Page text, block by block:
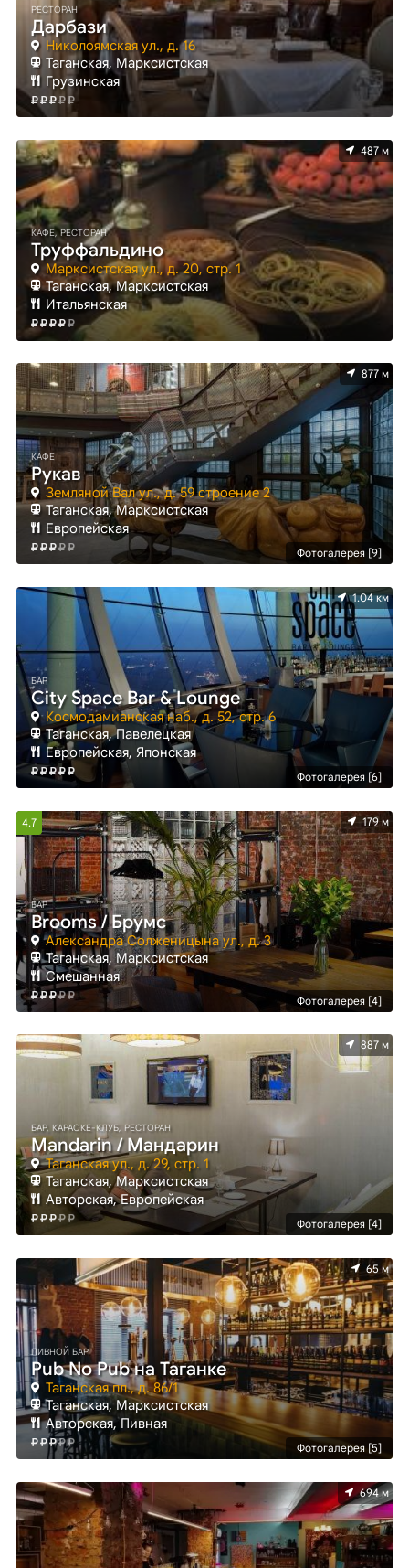
РЕСТОРАН
Дарбази
Николоямская ул., д. 16
Таганская, Марксистская
Грузинская
487 м
КАФЕ, РЕСТОРАН
Труффальдино
Марксистская ул., д. 20, стр. 1
Таганская, Марксистская
Итальянская
Фотогалерея [9]
877 м
КАФЕ
Рукав
Земляной Вал ул., д. 59 строение 2
Таганская, Марксистская
Европейская
Фотогалерея [6]
1.04 км
БАР
City Space Bar & Lounge
Космодамианская наб., д. 52, стр. 6
Таганская, Павелецкая
Европейская, Японская
4.7
Фотогалерея [4]
179 м
БАР
Brooms / Брумс
Александра Солженицына ул., д. 3
Таганская, Марксистская
Смешанная
Фотогалерея [4]
887 м
БАР, КАРАОКЕ-КЛУБ, РЕСТОРАН
Mandarin / Мандарин
Таганская ул., д. 29, стр. 1
Таганская, Марксистская
Авторская, Европейская
Фотогалерея [5]
65 м
ПИВНОЙ БАР
Pub No Pub на Таганке
Таганская пл., д. 86/1
Таганская, Марксистская
Авторская, Пивная
694 м